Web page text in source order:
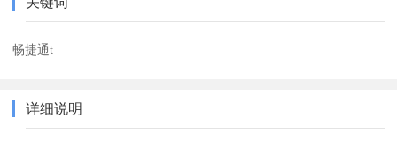
畅捷通t
详细说明